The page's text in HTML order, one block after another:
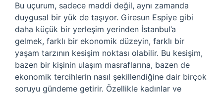
Bu uçurum, sadece maddi değil, aynı zamanda
duygusal bir yük de taşıyor. Giresun Espiye gibi
daha küçük bir yerleşim yerinden İstanbul’a
gelmek, farklı bir ekonomik düzeyin, farklı bir
yaşam tarzının kesişim noktası olabilir. Bu kesişim,
bazen bir kişinin ulaşım masraflarına, bazen de
ekonomik tercihlerin nasıl şekillendiğine dair birçok
soruyu gündeme getirir. Özellikle kadınlar ve